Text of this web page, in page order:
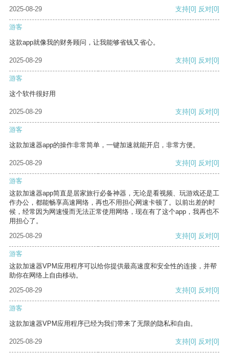
2025-08-29 支持[0] 反对[0]
游客
这款app就像我的财务顾问，让我能够省钱又省心。
2025-08-29 支持[0] 反对[0]
游客
这个软件很好用
2025-08-29 支持[0] 反对[0]
游客
这款加速器app的操作非常简单，一键加速就能开启，非常方便。
2025-08-29 支持[0] 反对[0]
游客
这款加速器app简直是居家旅行必备神器，无论是看视频、玩游戏还是工
作办公，都能畅享高速网络，再也不用担心网速卡顿了。以前出差的时
候，经常因为网速慢而无法正常使用网络，现在有了这个app，我再也不
用担心了。
2025-08-29
支持[0] 反对[0]
游客
这款加速器VPM应用程序可以给你提供最高速度和安全性的连接，并帮
助你在网络上自由移动。
2025-08-29
支持[0] 反对[0]
游客
这款加速器VPM应用程序已经为我们带来了无限的隐私和自由。
2025-08-29 支持[0] 反对[0]